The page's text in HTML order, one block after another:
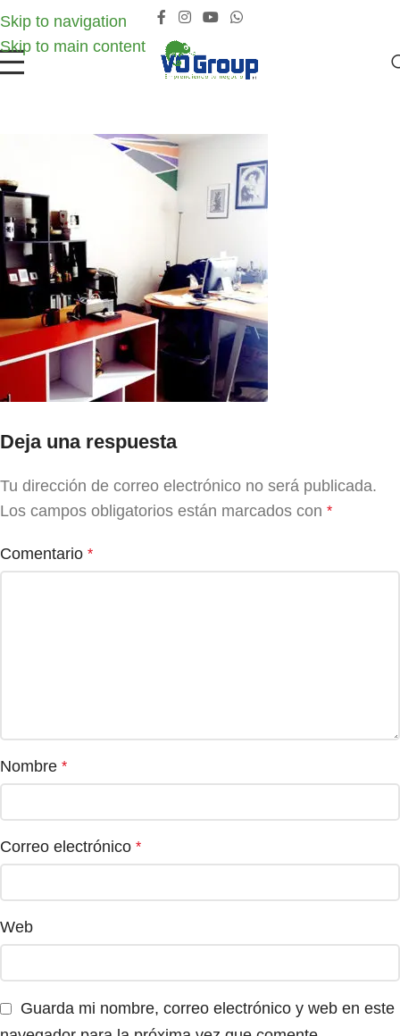
Skip to navigation
Skip to main content
Deja una respuesta
Tu dirección de correo electrónico no será publicada.
Los campos obligatorios están marcados con *
Comentario *
Nombre *
Correo electrónico *
Web
Guarda mi nombre, correo electrónico y web en este